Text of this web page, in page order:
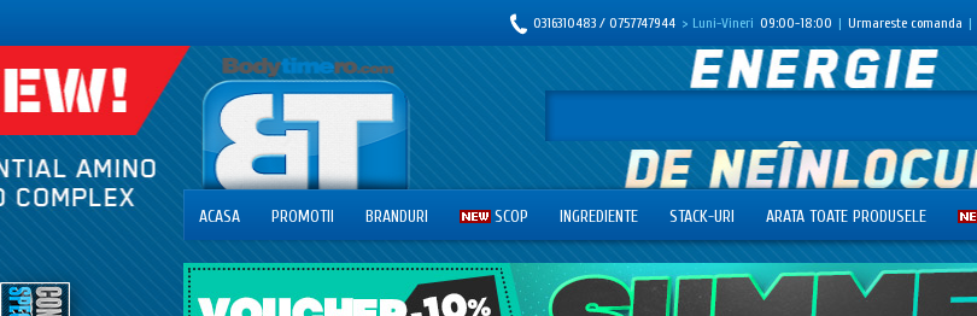
0316310483 / 0757747944 > Luni-Vineri 09:00-18:00 | Urmareste comanda |
ACASA PROMOTII BRANDURI SCOP INGREDIENTE STACK-URI ARATA TOATE PRODUSELE